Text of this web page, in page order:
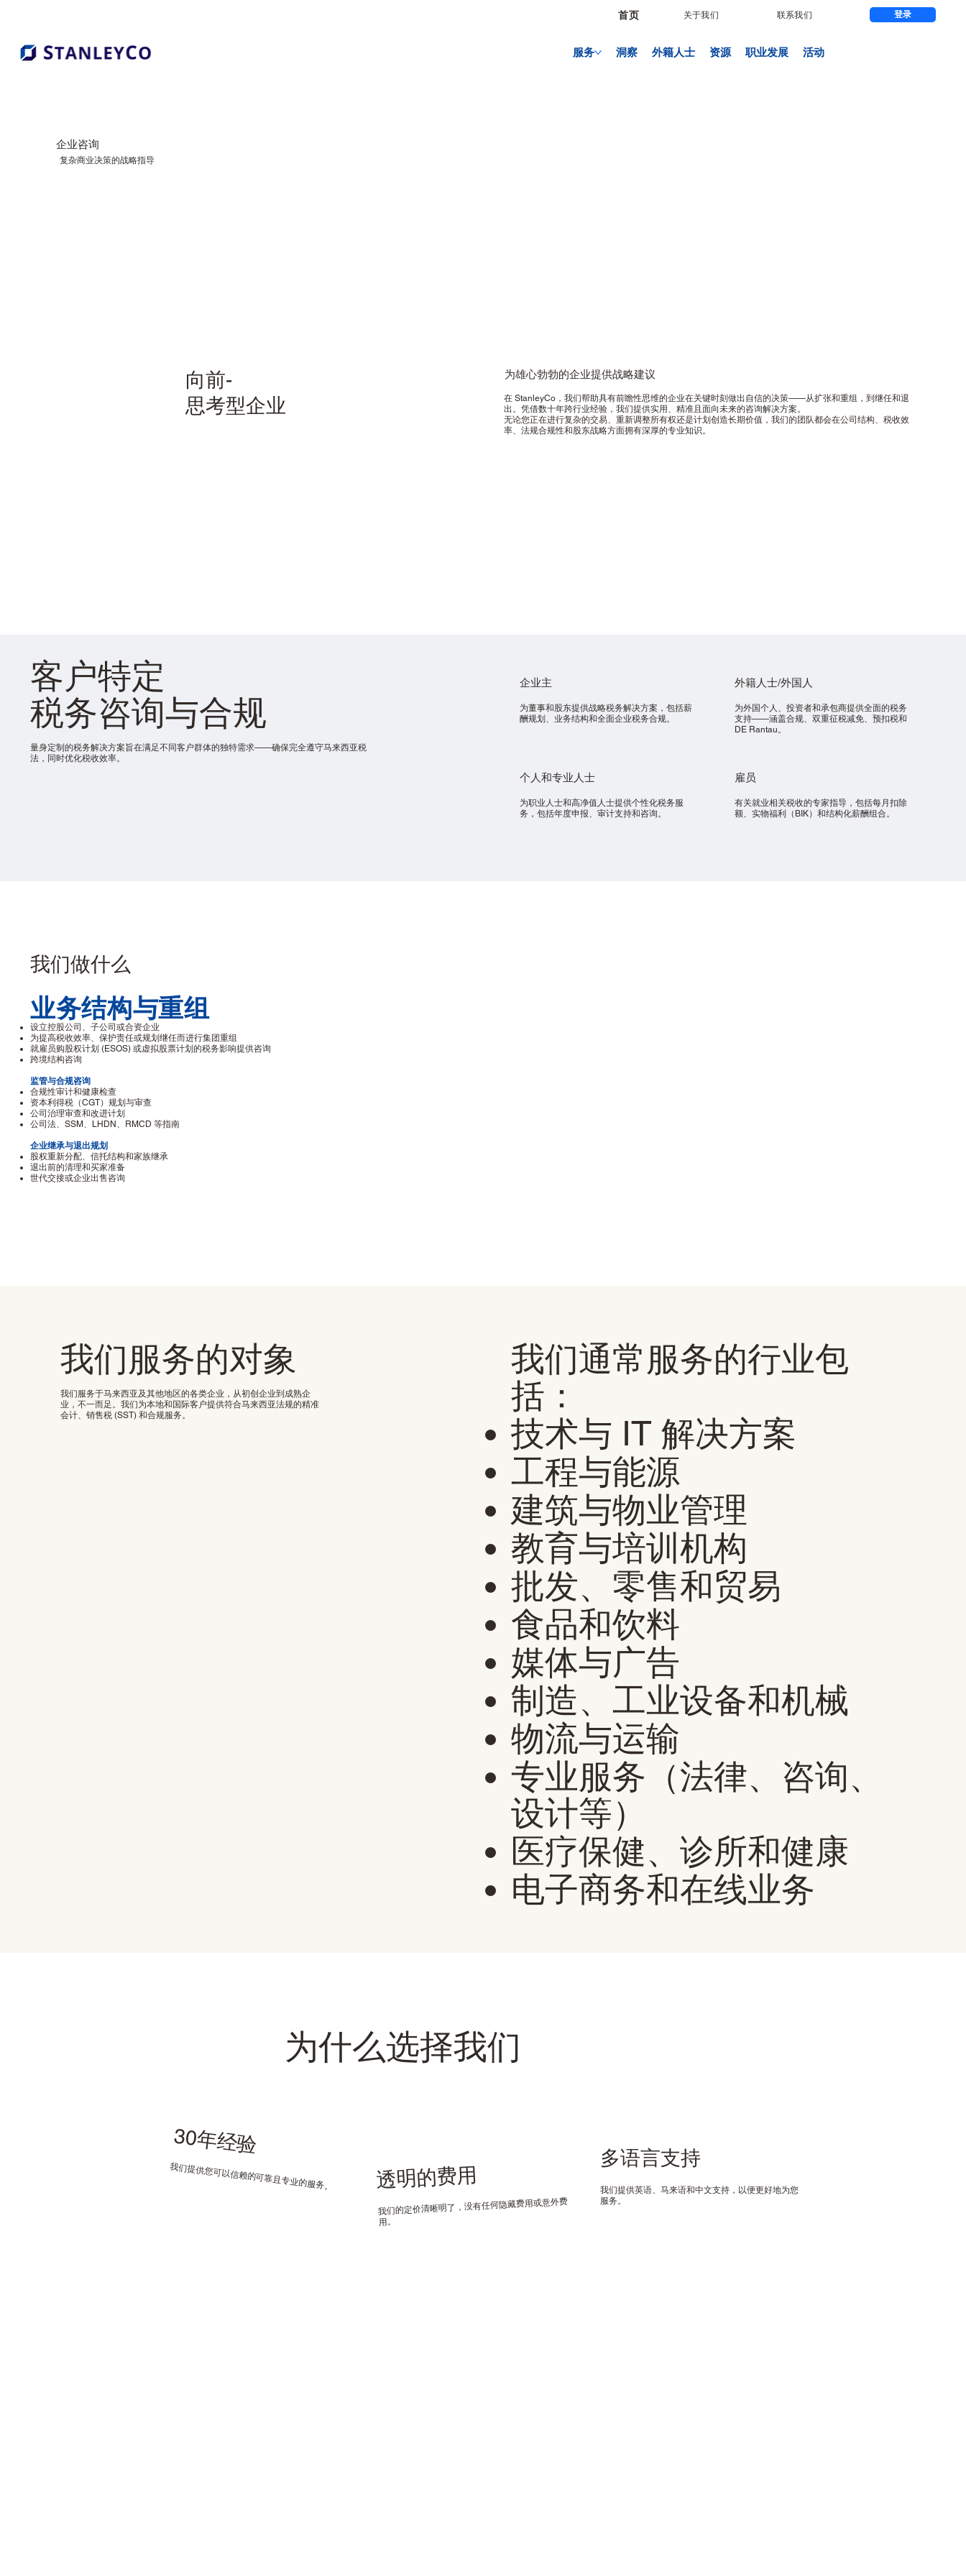
首页 关于我们 联系我们 登录
服务 洞察 外籍人士 资源 职业发展 活动
企业咨询
复杂商业决策的战略指导
向前-
思考型企业
为雄心勃勃的企业提供战略建议
在 StanleyCo，我们帮助具有前瞻性思维的企业在关键时刻做出自信的决策——从扩张和重组，到继任和退
出。凭借数十年跨行业经验，我们提供实用、精准且面向未来的咨询解决方案。
无论您正在进行复杂的交易、重新调整所有权还是计划创造长期价值，我们的团队都会在公司结构、税收效
率、法规合规性和股东战略方面拥有深厚的专业知识。
企业主
为董事和股东提供战略税务解决方案，包括薪
酬规划、业务结构和全面企业税务合规。
外籍人士/外国人
为外国个人、投资者和承包商提供全面的税务
支持——涵盖合规、双重征税减免、预扣税和
DE Rantau。
个人和专业人士
为职业人士和高净值人士提供个性化税务服
务，包括年度申报、审计支持和咨询。
雇员
有关就业相关税收的专家指导，包括每月扣除
额、实物福利（BIK）和结构化薪酬组合。
客户特定
税务咨询与合规
量身定制的税务解决方案旨在满足不同客户群体的独特需求——确保完全遵守马来西亚税
法，同时优化税收效率。
我们做什么
业务结构与重组
设立控股公司、子公司或合资企业
为提高税收效率、保护责任或规划继任而进行集团重组
就雇员购股权计划 (ESOS) 或虚拟股票计划的税务影响提供咨询
跨境结构咨询
监管与合规咨询
合规性审计和健康检查
资本利得税（CGT）规划与审查
公司治理审查和改进计划
公司法、SSM、LHDN、RMCD 等指南
企业继承与退出规划
股权重新分配、信托结构和家族继承
退出前的清理和买家准备
世代交接或企业出售咨询
我们服务的对象
我们服务于马来西亚及其他地区的各类企业，从初创企业到成熟企
业，不一而足。我们为本地和国际客户提供符合马来西亚法规的精准
会计、销售税 (SST) 和合规服务。
我们通常服务的行业包
括：
技术与 IT 解决方案
工程与能源
建筑与物业管理
教育与培训机构
批发、零售和贸易
食品和饮料
媒体与广告
制造、工业设备和机械
物流与运输
专业服务（法律、咨询、
设计等）
医疗保健、诊所和健康
电子商务和在线业务
为什么选择我们
30年经验
我们提供您可以信赖的可靠且专业的服务。 透明的费用
我们的定价清晰明了，没有任何隐藏费用或意外费
用。
多语言支持
我们提供英语、马来语和中文支持，以便更好地为您
服务。